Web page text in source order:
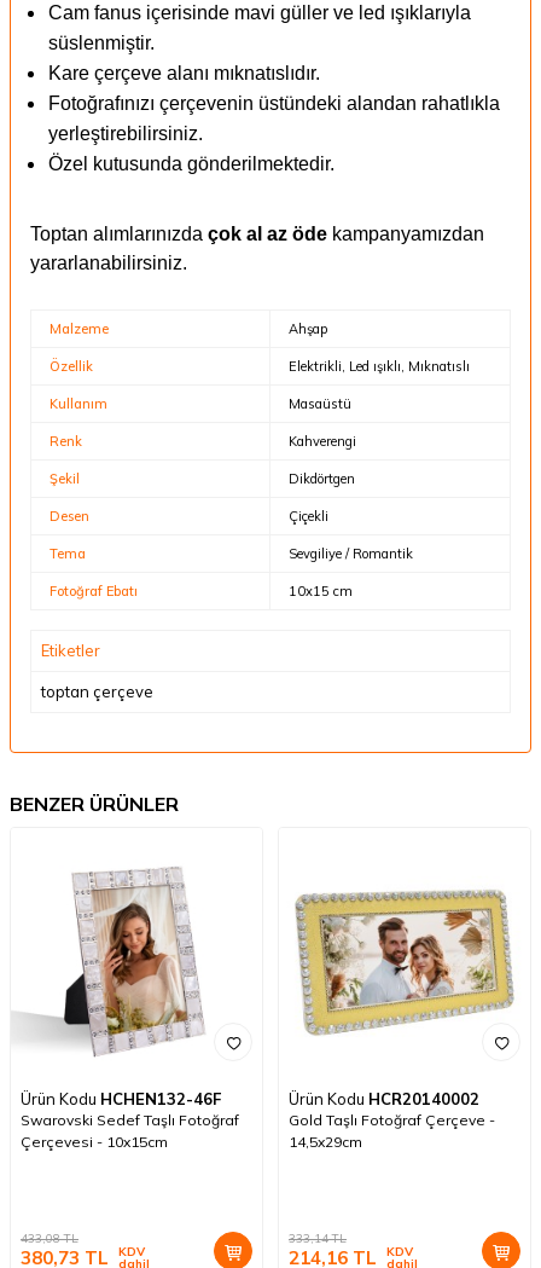
Cam fanus içerisinde mavi güller ve led ışıklarıyla
süslenmiştir.
Kare çerçeve alanı mıknatıslıdır.
Fotoğrafınızı çerçevenin üstündeki alandan rahatlıkla
yerleştirebilirsiniz.
Özel kutusunda gönderilmektedir.
Toptan alımlarınızda çok al az öde kampanyamızdan
yararlanabilirsiniz.
Malzeme Ahşap
Özellik Elektrikli, Led ışıklı, Mıknatıslı
Kullanım Masaüstü
Renk Kahverengi
Şekil Dikdörtgen
Desen Çiçekli
Tema Sevgiliye / Romantik
Fotoğraf Ebatı 10x15 cm
Etiketler
toptan çerçeve
BENZER ÜRÜNLER
Ürün Kodu HCHEN132-46F
Swarovski Sedef Taşlı Fotoğraf
Çerçevesi - 10x15cm
433,08TL
380,73 TL KDV
dahil
Ürün Kodu HCR20140002
Gold Taşlı Fotoğraf Çerçeve -
14,5x29cm
333,14TL
214,16 TL KDV
dahil